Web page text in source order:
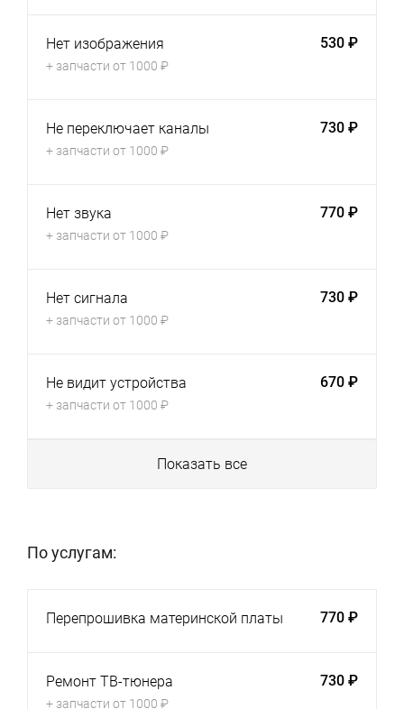
Нет изображения
+ запчасти от 1000 ₽
530 ₽
Не переключает каналы
+ запчасти от 1000 ₽
730 ₽
Нет звука
+ запчасти от 1000 ₽
770 ₽
Нет сигнала
+ запчасти от 1000 ₽
730 ₽
Не видит устройства
+ запчасти от 1000 ₽
670 ₽
Показать все
По услугам:
Перепрошивка материнской платы 770 ₽
Ремонт ТВ-тюнера
+ запчасти от 1000 ₽
730 ₽